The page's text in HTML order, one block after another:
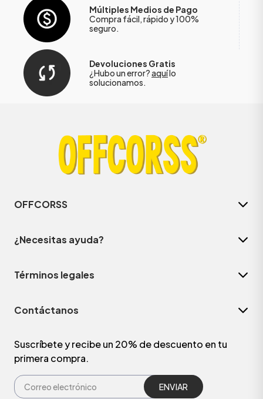
Múltiples Medios de Pago
Compra fácil, rápido y 100%
seguro.
Devoluciones Gratis
¿Hubo un error?aquílo
solucionamos.
OFFCORSS
¿Necesitas ayuda?
Términos legales
Contáctanos
Suscríbete y recibe un 20% de descuento en tu
primera compra.
ENVIAR